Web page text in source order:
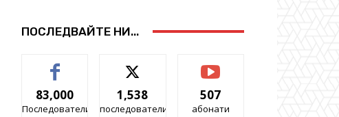
ПОСЛЕДВАЙТЕ НИ...
83,000
Последователи
1,538
последователи
507
абонати